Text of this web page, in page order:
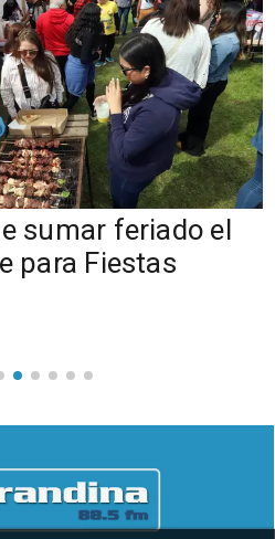
sumar feriado el
para Fiestas